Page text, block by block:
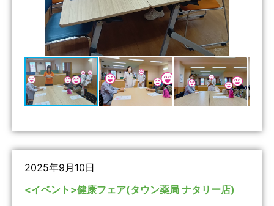
2025年9月10日
<イベント>健康フェア(タウン薬局 ナタリー店)